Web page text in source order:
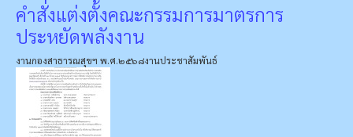
คำสั่งแต่งตั้งคณะกรรมการมาตรการ
ประหยัดพลังงาน
งานกองสาธารณสุขฯ พ.ศ.๒๕๖๘งานประชาสัมพันธ์